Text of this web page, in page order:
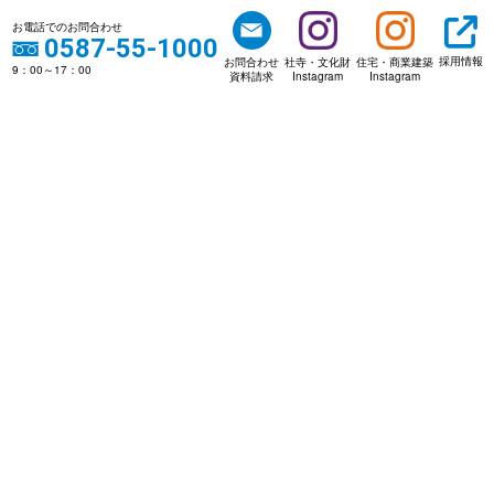
お電話でのお問合わせ
0587-55-1000
9：00～17：00
お問合わせ
資料請求
社寺・文化財
Instagram
住宅・商業建築
Instagram
採用情報